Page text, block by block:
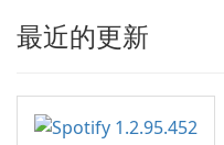
最近的更新